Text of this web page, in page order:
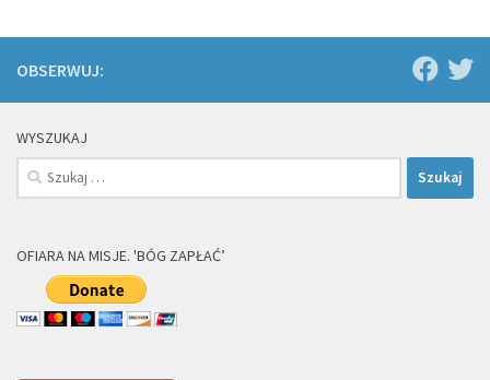
OBSERWUJ:
WYSZUKAJ
Szukaj:
OFIARA NA MISJE. 'BÓG ZAPŁAĆ’